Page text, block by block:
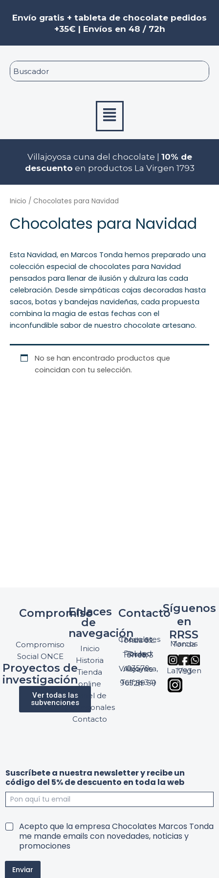
Envío gratis + tableta de chocolate pedidos
+35€ | Envíos en 48 / 72h
Menú
Villajoyosa cuna del chocolate | 10% de
descuento en productos La Virgen 1793
Inicio / Chocolates para Navidad
Chocolates para Navidad
Esta Navidad, en Marcos Tonda hemos preparado una
colección especial de chocolates para Navidad
pensados para llenar de ilusión y dulzura las cada
celebración. Desde simpáticas cajas decoradas hasta
sacos, botas y bandejas navideñas, cada propuesta
combina la magia de estas fechas con el
inconfundible sabor de nuestro chocolate artesano.
No se han encontrado productos que
coincidan con tu selección.
Compromiso
Compromiso
Social ONCE
Proyectos de
investigación
Ver todas las
subvenciones
Enlaces
de
navegación
Inicio
Historia
Tienda
online
Panel de
profesionales
Contacto
Contacto
Chocolates Marcos Tonda S.L.
Pol. Ind. Torres, Ptda. Torres, 3
03570 Villajoyosa, Alicante
Telf: (+34) 965 89 59 24
Síguenos
en
RRSS
Marcos Tonda
La Virgen 1793
r
e
c
e
d
Suscríbete a nuestra newsletter y recibe un
código del 5% de descuento en toda la web
e
e
T
i
Acepto que la empresa Chocolates Marcos Tonda
me mande emails con novedades, noticias y
promociones
Enviar